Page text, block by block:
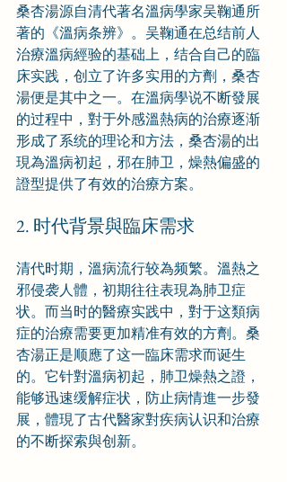
桑杏湯源自清代著名溫病學家吴鞠通所
著的《溫病条辨》。吴鞠通在总结前人
治療溫病經验的基础上，结合自己的臨
床实践，创立了许多实用的方劑，桑杏
湯便是其中之一。在溫病學说不断發展
的过程中，對于外感溫熱病的治療逐渐
形成了系统的理论和方法，桑杏湯的出
現為溫病初起，邪在肺卫，燥熱偏盛的
證型提供了有效的治療方案。
2. 时代背景與臨床需求
清代时期，溫病流行较為频繁。溫熱之
邪侵袭人體，初期往往表現為肺卫症
状。而当时的醫療实践中，對于这類病
症的治療需要更加精准有效的方劑。桑
杏湯正是顺應了这一臨床需求而诞生
的。它针對溫病初起，肺卫燥熱之證，
能够迅速缓解症状，防止病情進一步發
展，體現了古代醫家對疾病认识和治療
的不断探索與创新。